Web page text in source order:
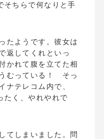
そちらで何なりと手
たようです。彼女は
返してくれといっ
かれて腹を立てた相
むっている！ そっ
テレコム内で、
たく、やれやれで
てしまいました。問